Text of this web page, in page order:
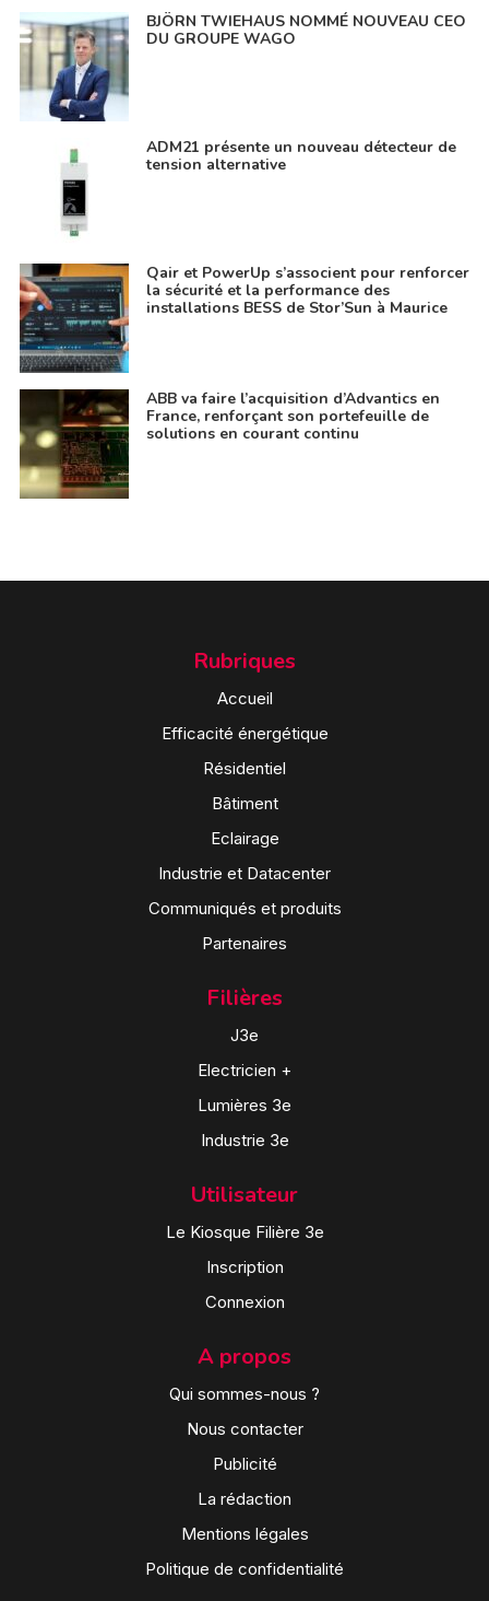
BJÖRN TWIEHAUS NOMMÉ NOUVEAU CEO
DU GROUPE WAGO
ADM21 présente un nouveau détecteur de
tension alternative
Qair et PowerUp s’associent pour renforcer
la sécurité et la performance des
installations BESS de Stor’Sun à Maurice
ABB va faire l’acquisition d’Advantics en
France, renforçant son portefeuille de
solutions en courant continu
Rubriques
Accueil
Efficacité énergétique
Résidentiel
Bâtiment
Eclairage
Industrie et Datacenter
Communiqués et produits
Partenaires
Filières
J3e
Electricien +
Lumières 3e
Industrie 3e
Utilisateur
Le Kiosque Filière 3e
Inscription
Connexion
A propos
Qui sommes-nous ?
Nous contacter
Publicité
La rédaction
Mentions légales
Politique de confidentialité